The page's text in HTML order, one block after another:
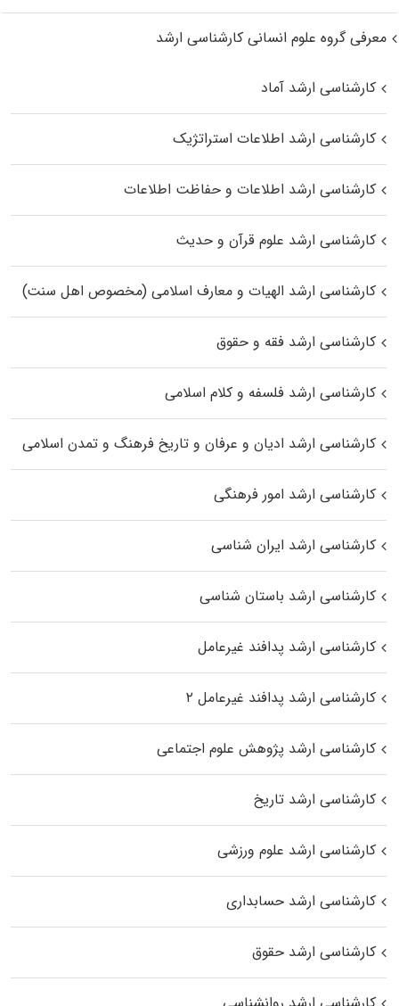
معرفی گروه علوم انسانی کارشناسی ارشد
کارشناسی ارشد آماد
کارشناسی ارشد اطلاعات استراتژیک
کارشناسی ارشد اطلاعات و حفاظت اطلاعات
کارشناسی ارشد علوم قرآن و حدیث
کارشناسی ارشد الهیات و معارف اسلامی (مخصوص اهل سنت)
کارشناسی ارشد فقه و حقوق
کارشناسی ارشد فلسفه و کلام اسلامی
کارشناسی ارشد ادیان و عرفان و تاریخ فرهنگ و تمدن اسلامی
کارشناسی ارشد امور فرهنگی
کارشناسی ارشد ایران شناسی
کارشناسی ارشد باستان شناسی
کارشناسی ارشد پدافند غیرعامل
کارشناسی ارشد پدافند غیرعامل ۲
کارشناسی ارشد پژوهش علوم اجتماعی
کارشناسی ارشد تاریخ
کارشناسی ارشد علوم ورزشی
کارشناسی ارشد حسابداری
کارشناسی ارشد حقوق